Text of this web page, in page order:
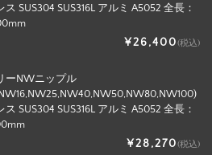
ス SUS304 SUS316L アルミ A5052 全長：
¥26,400(税込)
ーNWニップル
ス SUS304 SUS316L アルミ A5052 全長：
¥28,270(税込)